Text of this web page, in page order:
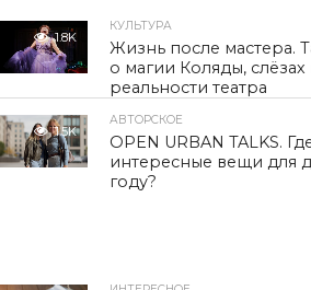
1.8K
КУЛЬТУРА
Жизнь после мастера.
о магии Коляды,
реальности театра
1.5K
АВТОРСКОЕ
OPEN URBAN TALKS.
интересные вещи для
году?